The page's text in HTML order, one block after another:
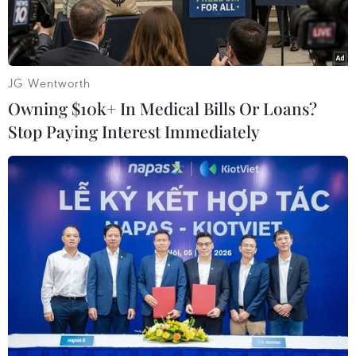
Giá vàng miếng SJC lao dốc phiên chiều nay, mất mốc 91 triệu
đồng. (Ảnh: Vietnam+)
Giá vàng trong nước chiều nay (28/2) đã giảm
mạnh từ 100.000-800.000 đồng/lượng so với
JG Wentworth
Owning $10k+ In Medical Bills Or Loans?
Stop Paying Interest Immediately